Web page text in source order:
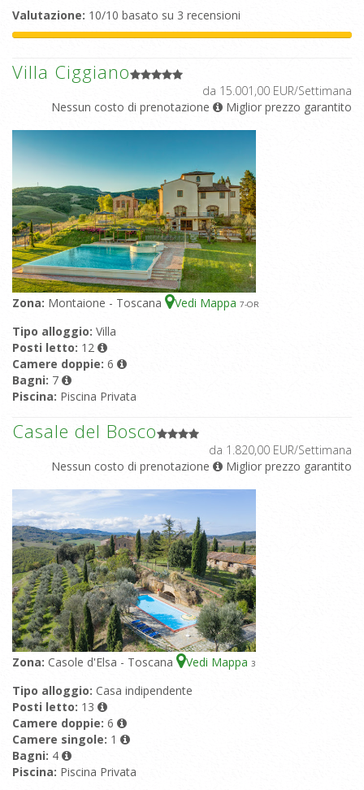
Valutazione: 10/10 basato su 3 recensioni
Villa Ciggiano
da 15.001,00 EUR/Settimana
Nessun costo di prenotazione
Miglior prezzo garantito
Zona: Montaione - Toscana Vedi Mappa 7-OR
Tipo alloggio: Villa
Posti letto: 12
Camere doppie: 6
Bagni: 7
Piscina: Piscina Privata
Casale del Bosco
da 1.820,00 EUR/Settimana
Nessun costo di prenotazione
Miglior prezzo garantito
Zona: Casole d'Elsa - Toscana Vedi Mappa 3
Tipo alloggio: Casa indipendente
Posti letto: 13
Camere doppie: 6
Camere singole: 1
Bagni: 4
Piscina: Piscina Privata